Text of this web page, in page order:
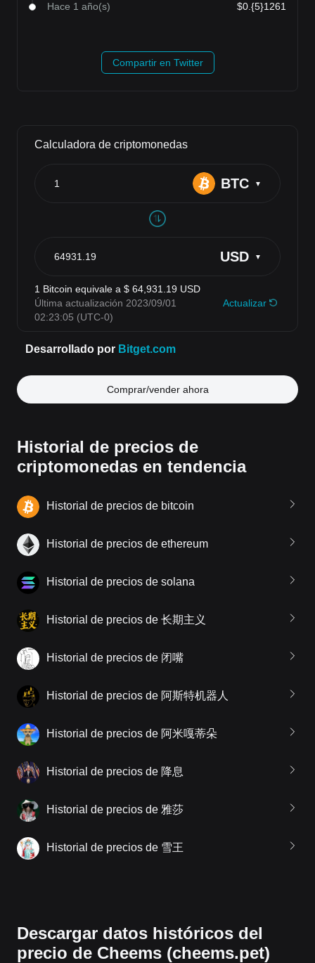
Hace 1 año(s) $0.{5}1261
Compartir en Twitter
Comprar/vender ahora
Historial de precios de
criptomonedas en tendencia
Historial de precios de bitcoin
Historial de precios de ethereum
Historial de precios de solana
Historial de precios de 长期主义
Historial de precios de 闭嘴
Historial de precios de 阿斯特机器人
Historial de precios de 阿米嘎蒂朵
Historial de precios de 降息
Historial de precios de 雅莎
Historial de precios de 雪王
Descargar datos históricos del
precio de Cheems (cheems.pet)